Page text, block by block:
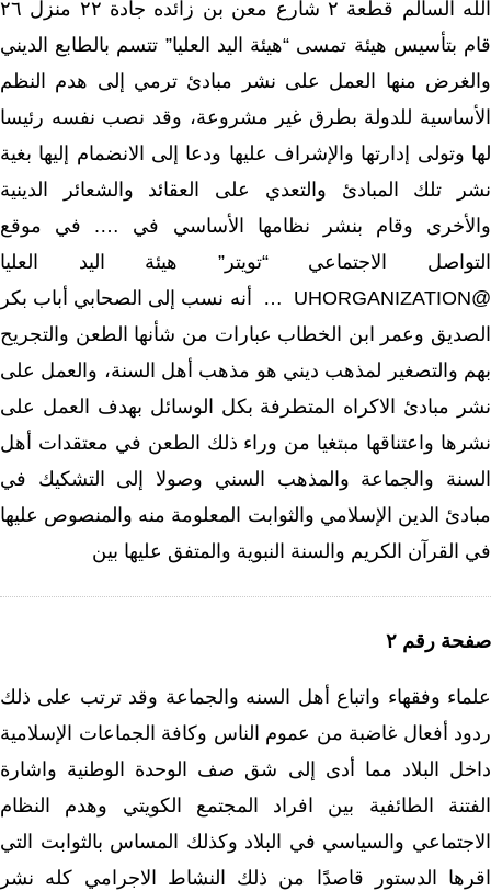
الله السالم قطعة ٢ شارع معن بن زائده جادة ٢٢ منزل ٢٦
قام بتأسيس هيئة تمسى “هيئة اليد العليا” تتسم بالطابع الديني
والغرض منها العمل على نشر مبادئ ترمي إلى هدم النظم
الأساسية للدولة بطرق غير مشروعة، وقد نصب نفسه رئيسا
لها وتولى إدارتها والإشراف عليها ودعا إلى الانضمام إليها بغية
نشر تلك المبادئ والتعدي على العقائد والشعائر الدينية
والأخرى وقام بنشر نظامها الأساسي في …. في موقع
التواصل الاجتماعي “تويتر” هيئة اليد العليا
@UHORGANIZATION … أنه نسب إلى الصحابي أباب بكر
الصديق وعمر ابن الخطاب عبارات من شأنها الطعن والتجريح
بهم والتصغير لمذهب ديني هو مذهب أهل السنة، والعمل على
نشر مبادئ الاكراه المتطرفة بكل الوسائل بهدف العمل على
نشرها واعتناقها مبتغيا من وراء ذلك الطعن في معتقدات أهل
السنة والجماعة والمذهب السني وصولا إلى التشكيك في
مبادئ الدين الإسلامي والثوابت المعلومة منه والمنصوص عليها
في القرآن الكريم والسنة النبوية والمتفق عليها بين
صفحة رقم ٢
علماء وفقهاء واتباع أهل السنه والجماعة وقد ترتب على ذلك
ردود أفعال غاضبة من عموم الناس وكافة الجماعات الإسلامية
داخل البلاد مما أدى إلى شق صف الوحدة الوطنية واشارة
الفتنة الطائفية بين افراد المجتمع الكويتي وهدم النظام
الاجتماعي والسياسي في البلاد وكذلك المساس بالثوابت التي
اقرها الدستور قاصدًا من ذلك النشاط الاجرامي كله نشر